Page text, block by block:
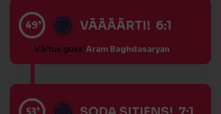
49’ VĀĀĀĀRTI! 6:1
Vārtus guva Aram Baghdasaryan
53’